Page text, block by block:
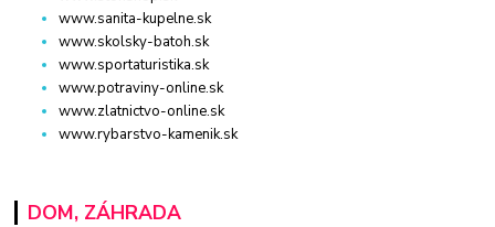
www.sanita-kupelne.sk
www.skolsky-batoh.sk
www.sportaturistika.sk
www.potraviny-online.sk
www.zlatnictvo-online.sk
www.rybarstvo-kamenik.sk
DOM, ZÁHRADA